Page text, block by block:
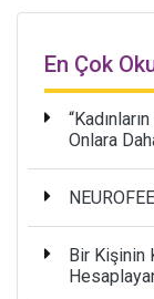
En Çok
Onlara
Bir Kişinin